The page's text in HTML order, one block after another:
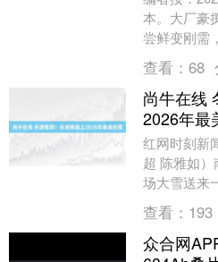
本。大厂豪
尝鲜变刚需
势领涨。这
存，本专题
查看： 68
尚牛在线
2026年最
红网时刻新
超 陈雅如
场大雪送来
的雪可遇不
划。这个冬
查看： 193
众合网